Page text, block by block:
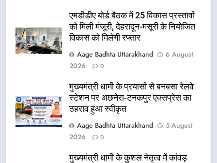
एमडीडीए बोर्ड बैठक में 25 विकास प्रस्तावों
को मिली मंजूरी, देहरादून-मसूरी के नियोजित
विकास को मिलेगी रफ्तार
Aage Badhta Uttarakhand
6 August
2026
0
मुख्यमंत्री धामी के प्रयासों से बनबसा रेलवे
स्टेशन पर अछनेरा-टनकपुर एक्सप्रेस का
ठहराव हुआ स्वीकृत
Aage Badhta Uttarakhand
5 August
2026
0
मुख्यमंत्री धामी के कुशल नेतृत्व में कांवड़